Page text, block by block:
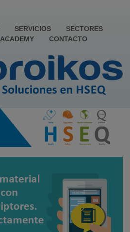
SERVICIOS
SECTORES
ACADEMY CONTACTO